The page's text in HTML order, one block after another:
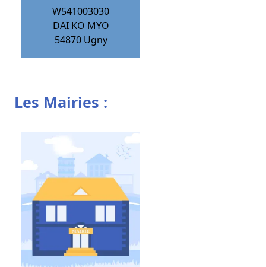
W541003030
DAI KO MYO
54870 Ugny
Les Mairies :